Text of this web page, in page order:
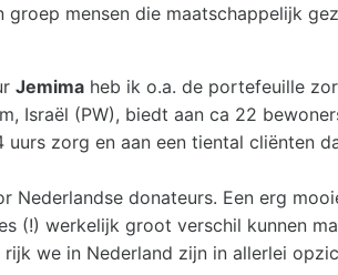
groep mensen die maatschappelijk
Jemima heb ik o.a. de portefeuille
Israël (PW), biedt aan ca 22
zorg en aan een tiental cliënten
Nederlandse donateurs. Een erg
(!) werkelijk groot verschil kunnen
we in Nederland zijn in allerlei